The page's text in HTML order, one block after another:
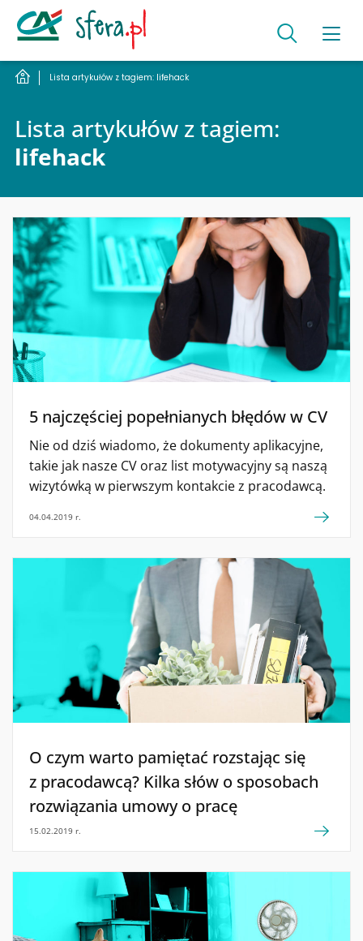
Lista artykułów z tagiem: lifehack
Lista artykułów z tagiem:
lifehack
5 najczęściej popełnianych błędów w CV
Nie od dziś wiadomo, że dokumenty aplikacyjne,
takie jak nasze CV oraz list motywacyjny są naszą
wizytówką w pierwszym kontakcie z pracodawcą.
04.04.2019 r.
O czym warto pamiętać rozstając się
z pracodawcą? Kilka słów o sposobach
rozwiązania umowy o pracę
15.02.2019 r.